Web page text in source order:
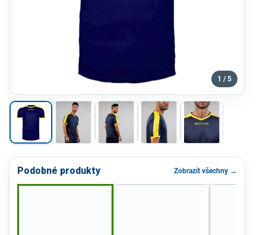
1 / 5
Podobné produkty Zobrazit všechny →